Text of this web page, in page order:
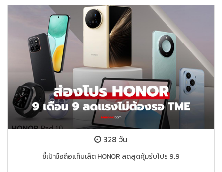
328 วัน
ชี้เป้ามือถือแท็บเล็ต HONOR ลดสุดคุ้มรับโปร 9.9